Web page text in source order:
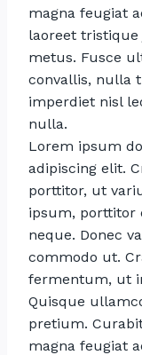
magna feugiat
laoreet
metus. Fusce
convallis, nulla
imperdiet nisl
nulla.
Lorem ipsum
adipiscing elit.
porttitor, ut
ipsum, porttitor
neque. Donec
commodo ut.
fermentum, ut
Quisque
pretium.
magna feugiat